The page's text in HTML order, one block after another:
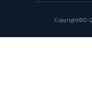
Copyright©D-